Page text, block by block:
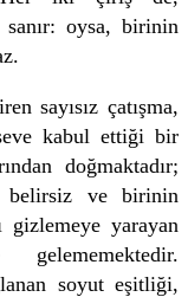
sanır: oysa, birinin
sayısız çatışma,
kabul ettiği bir
doğmaktadır;
belirsiz ve birinin
gizlemeye yarayan
soyut eşitliği,